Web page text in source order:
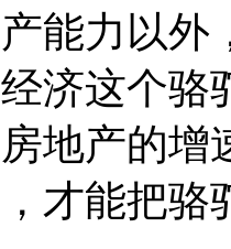
能力以外
济这个骆
地产的
才能把骆